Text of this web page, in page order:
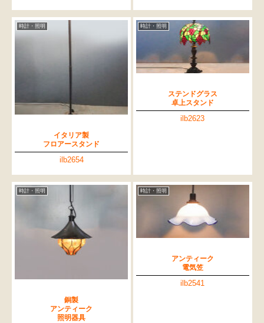
時計・照明
イタリア製
フロアースタンド
ilb2654
時計・照明
ステンドグラス
卓上スタンド
ilb2623
時計・照明
銅製
アンティーク
照明器具
時計・照明
アンティーク
電気笠
ilb2541